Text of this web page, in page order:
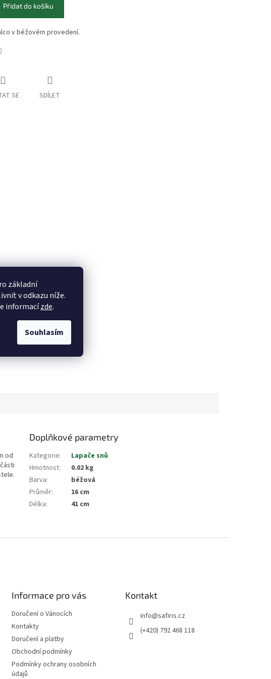
základní
v odkazu níže.
informacízde.
Souhlasím
Přidat do košíku
v béžovém provedení.
SE SDÍLET
od
Doplňkové parametry
Kategorie:
Lapače snů
Hmotnost:
0.02 kg
Barva:
béžová
Průměr:
16 cm
Délka: 41 cm
Informace pro vás
Doručení o Vánocích
Kontakty
Doručení a platby
Obchodní podmínky
Podmínky ochrany osobních
údajů
Kontakt
info@safiris.cz
(+420) 792 468 118